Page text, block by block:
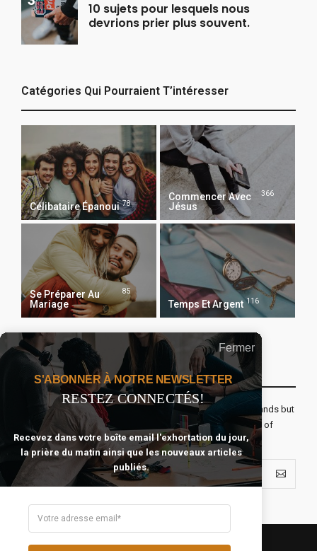
10 sujets pour lesquels nous
devrions prier plus souvent.
Catégories Qui Pourraient T’intéresser
Célibataire Épanoui 78
Commencer Avec
Jésus
366
Se Préparer Au
Mariage
85
Temps Et Argent 116
Recevoir Notre Newsletter Chaque Matin
The real voyage of discovery consists not in seeking new lands but
seeing with new eyes. All journeys have secret destinations of
which the traveler is unaware.
Fermer
S'ABONNER À NOTRE NEWSLETTER
RESTEZ CONNECTÉS!
Recevez dans votre boîte email l'exhortation du jour,
la prière du matin ainsi que les nouveaux articles
publiés.